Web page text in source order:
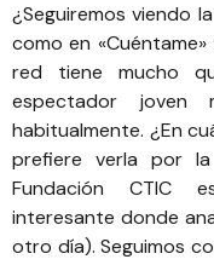
¿Seguiremos viendo
como en
red tiene mucho
espectador joven
habitualmente. ¿En
prefiere verla por
Fundación CTIC
interesante donde
otro día). Seguimos